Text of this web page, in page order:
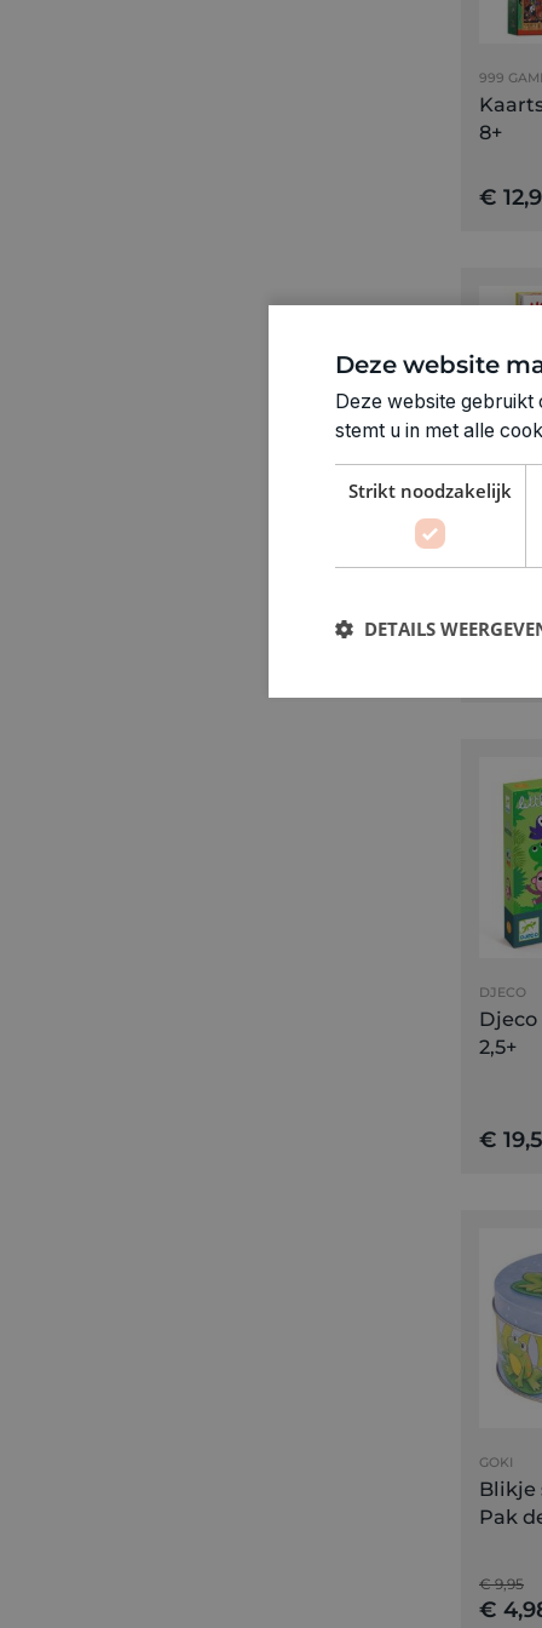
999
8+
€
DJECO
2,5+
€
GOKI
Blikje
Pak
€ 9,95
€
Deze website
Deze website gebruikt
stemt u in met alle
Strikt noodzakelijk
DETAILS